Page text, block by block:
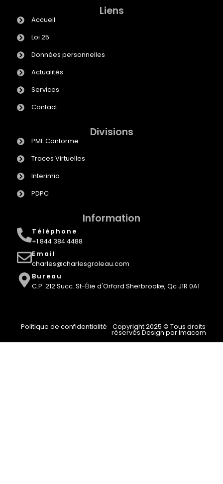
Liens
Accueil
Loi 25
Données personnelles
Actualités
Services
Contact
Divisions
PME Conforme
Traces Virtuelles
Interimia
PDPC
Information
Téléphone
+1 844 384 4488
Email
charles@charlesgroleau.com
Bureau
C.P. 212 Succ. St-Élie d'Orford Sherbrooke, Qc J1R 0A1
Politique de confidentialité Copyright 2025 © Tous droits
réservés Design par Imacom